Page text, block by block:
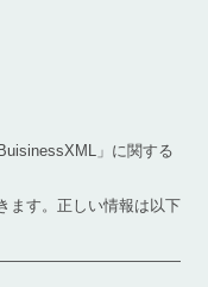
」に関する
ます。正しい情報は以下